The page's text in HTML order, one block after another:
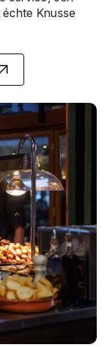
Knusse